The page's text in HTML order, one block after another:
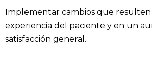
Implementar cambios que
experiencia del paciente y en un
satisfacción general.